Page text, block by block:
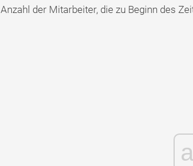
Anzahl der Mitarbeiter, die zu Beginn des